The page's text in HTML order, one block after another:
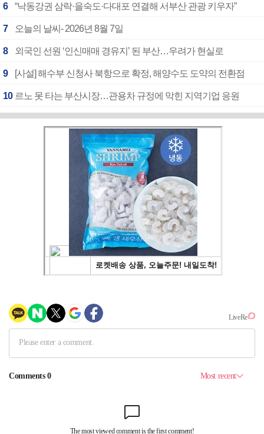
6 “낙동강권 삼락·을숙도·다대포 연결해 서부산 관광 키우자”
7 오늘의 날씨- 2026년 8월 7일
8 외국인 선원 ‘인신매매 경유지’ 된 부산…우려가 현실로
9 [사설] 해수부 신청사 북항으로 확정, 해양수도 도약의 전환점
10 르노 못 타는 부산시장…관용차 규정에 막힌 지역기업 응원